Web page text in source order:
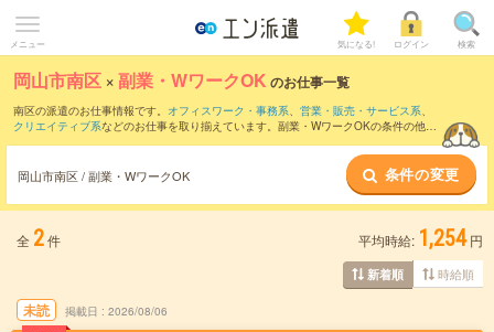
メニュー 気になる! ログイン 検索
岡山市南区 ×副業・WワークOK のお仕事一覧
南区の派遣のお仕事情報です。 オフィスワーク・事務系、 営業・販売・サービス系、
クリエイティブ系などのお仕事を取り揃えています。副業・WワークOKの条件の他
岡山市南区 / 副業・WワークOK 条件の変更
全 2件 平均時給: 1,254 円
新着順 時給順
未読 掲載日 2026/08/06